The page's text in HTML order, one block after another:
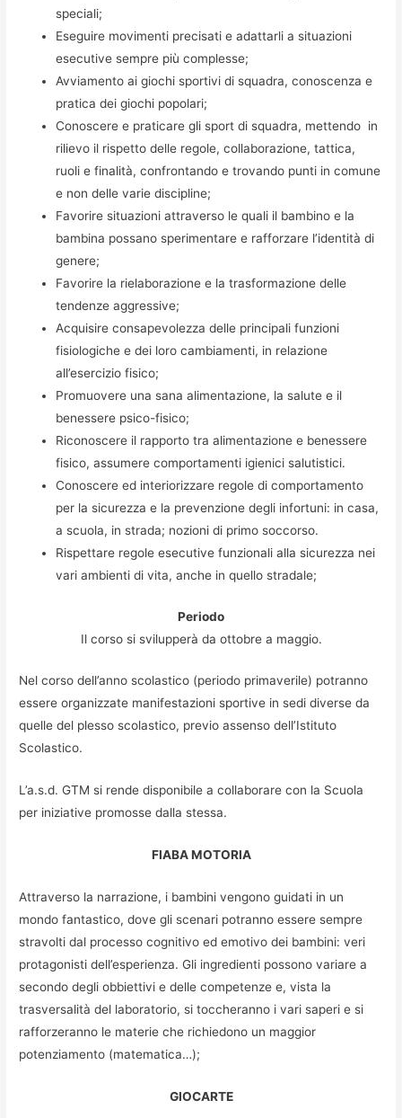
speciali;
Eseguire movimenti precisati e adattarli a situazioni
esecutive sempre più complesse;
Avviamento ai giochi sportivi di squadra, conoscenza e
pratica dei giochi popolari;
Conoscere e praticare gli sport di squadra, mettendo in
rilievo il rispetto delle regole, collaborazione, tattica,
ruoli e finalità, confrontando e trovando punti in comune
e non delle varie discipline;
Favorire situazioni attraverso le quali il bambino e la
bambina possano sperimentare e rafforzare l’identità di
genere;
Favorire la rielaborazione e la trasformazione delle
tendenze aggressive;
Acquisire consapevolezza delle principali funzioni
fisiologiche e dei loro cambiamenti, in relazione
all’esercizio fisico;
Promuovere una sana alimentazione, la salute e il
benessere psico-fisico;
Riconoscere il rapporto tra alimentazione e benessere
fisico, assumere comportamenti igienici salutistici.
Conoscere ed interiorizzare regole di comportamento
per la sicurezza e la prevenzione degli infortuni: in casa,
a scuola, in strada; nozioni di primo soccorso.
Rispettare regole esecutive funzionali alla sicurezza nei
vari ambienti di vita, anche in quello stradale;
Periodo
Il corso si svilupperà da ottobre a maggio.
Nel corso dell’anno scolastico (periodo primaverile) potranno
essere organizzate manifestazioni sportive in sedi diverse da
quelle del plesso scolastico, previo assenso dell’Istituto
Scolastico.
L’a.s.d. GTM si rende disponibile a collaborare con la Scuola
per iniziative promosse dalla stessa.
FIABA MOTORIA
Attraverso la narrazione, i bambini vengono guidati in un
mondo fantastico, dove gli scenari potranno essere sempre
stravolti dal processo cognitivo ed emotivo dei bambini: veri
protagonisti dell’esperienza. Gli ingredienti possono variare a
secondo degli obbiettivi e delle competenze e, vista la
trasversalità del laboratorio, si toccheranno i vari saperi e si
rafforzeranno le materie che richiedono un maggior
potenziamento (matematica…);
GIOCARTE